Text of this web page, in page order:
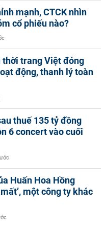
mạnh, CTCK nhìn
cổ phiếu nào?
trang Việt đóng
động, thanh lý toàn
thuế 135 tỷ đồng
6 concert vào cuối
Huấn Hoa Hồng
một công ty khác